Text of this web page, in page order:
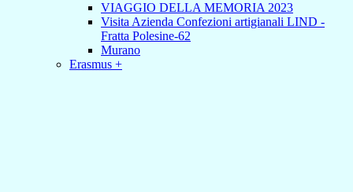
VIAGGIO DELLA MEMORIA 2023
Visita Azienda Confezioni artigianali LIND -
Fratta Polesine-62
Murano
Erasmus +